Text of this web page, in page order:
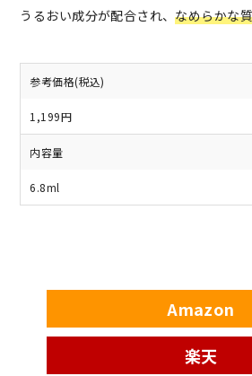
うるおい成分が配合され、なめらかな
参考価格(税込)
1,199円
内容量
6.8ml
Amazon
楽天